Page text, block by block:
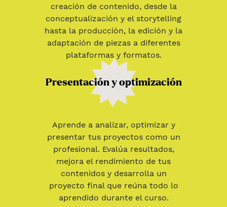
creación de contenido, desde la
conceptualización y el storytelling
hasta la producción, la edición y la
adaptación de piezas a diferentes
plataformas y formatos.
Presentación y optimización
Aprende a analizar, optimizar y
presentar tus proyectos como un
profesional. Evalúa resultados,
mejora el rendimiento de tus
contenidos y desarrolla un
proyecto final que reúna todo lo
aprendido durante el curso.